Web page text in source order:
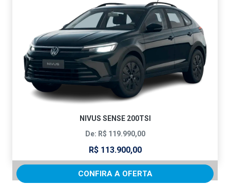
NIVUS SENSE 200TSI
De: R$ 119.990,00
R$ 113.900,00
CONFIRA A OFERTA